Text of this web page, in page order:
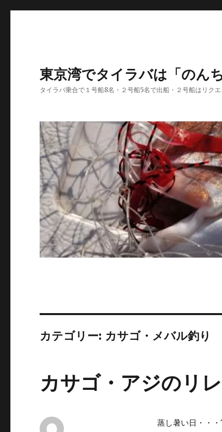
東京湾でタイラバは「のん
タイラバ乗合で１号船8名・２号船5名で出船・２号船はリク
カテゴリー: カサゴ・メバル釣り
カサゴ・アジのリ
蒸し暑い日・・